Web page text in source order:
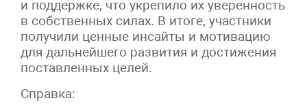
и поддержке, что укрепило их уверенность
в собственных силах. В итоге, участники
получили ценные инсайты и мотивацию
для дальнейшего развития и достижения
поставленных целей.
Справка: